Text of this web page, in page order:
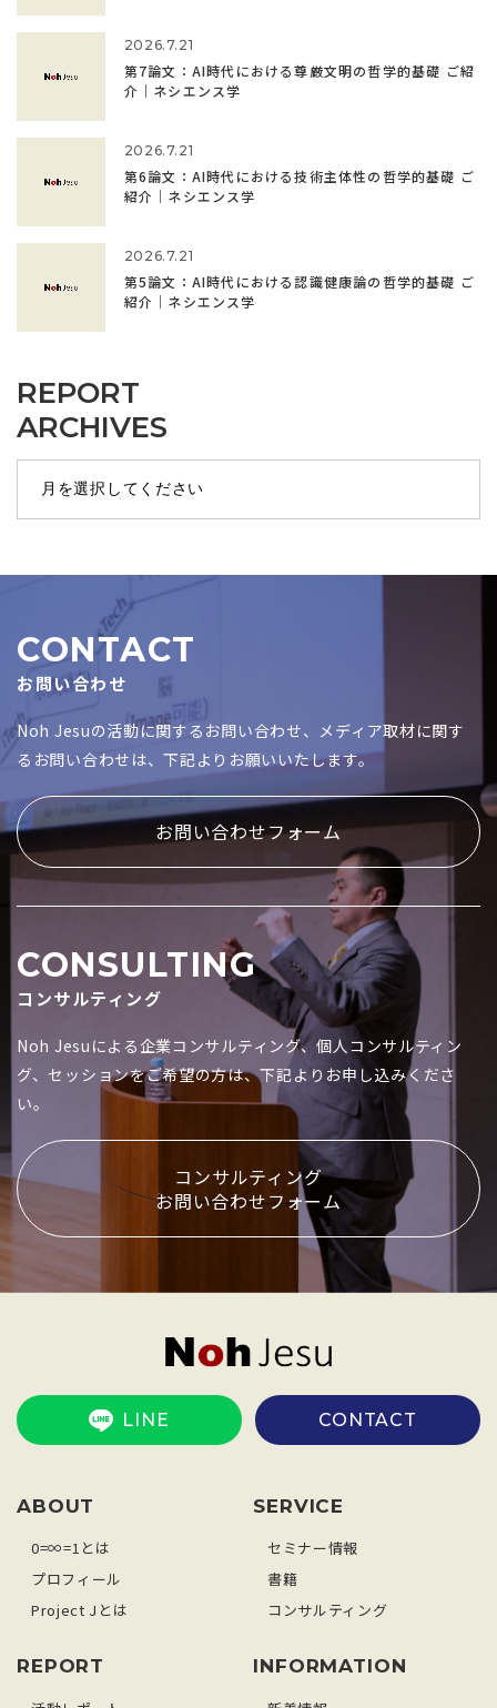
2026.7.21
第7論文：AI時代における尊厳文明の哲学的基礎 ご紹
介｜ネシエンス学
2026.7.21
第6論文：AI時代における技術主体性の哲学的基礎 ご
紹介｜ネシエンス学
2026.7.21
第5論文：AI時代における認識健康論の哲学的基礎 ご
紹介｜ネシエンス学
REPORT
ARCHIVES
CONTACT
お問い合わせ
Noh Jesuの活動に関するお問い合わせ、メディア取材に関す
るお問い合わせは、下記よりお願いいたします。
お問い合わせフォーム
CONSULTING
コンサルティング
Noh Jesuによる企業コンサルティング、個人コンサルティン
グ、セッションをご希望の方は、下記よりお申し込みくださ
い。
コンサルティング
お問い合わせフォーム
LINE CONTACT
ABOUT
0=∞=1とは
プロフィール
Project Jとは
SERVICE
セミナー情報
書籍
コンサルティング
REPORT INFORMATION